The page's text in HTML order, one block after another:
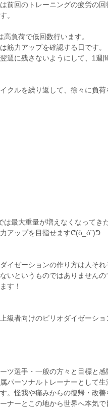
前回のトレーニングの疲労の
。
高負荷で低回数行います。
筋力アップを確認する日です。
週に残さないようにして、1週
クルを繰り返して、徐々に負荷
は最大重量が増えなくなってき
アップを目指せますᕦ(ò_óˇ)ᕤ
イゼーションの作り方は人そ
いというものではありません
す！
級者向けのピリオダイゼーシ
ーツ選手・一般の方々と目標と
パーソナルトレーナーとして
。怪我や痛みからの復帰・改
ナーとこの地から世界へ本気